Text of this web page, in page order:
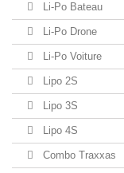
Li-Po Bateau
Li-Po Drone
Li-Po Voiture
Lipo 2S
Lipo 3S
Lipo 4S
Combo Traxxas